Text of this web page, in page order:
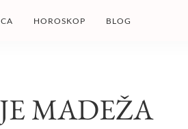
HOROSKOP BLOG
MADEŽA